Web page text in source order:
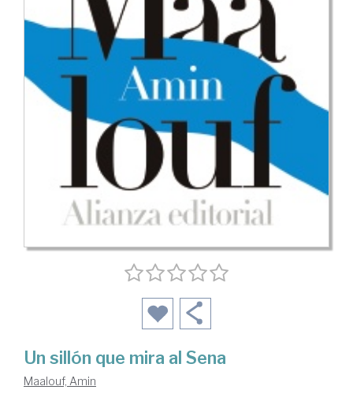
Un sillón que mira al Sena
Maalouf, Amin